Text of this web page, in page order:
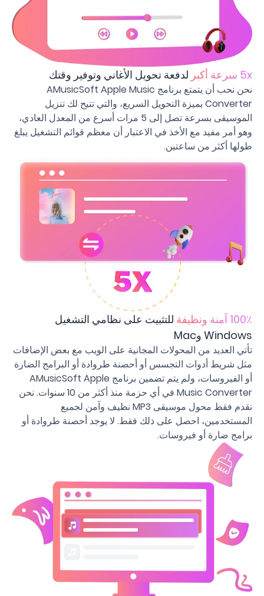
5x سرعة أكبر لدفعة تحويل الأغاني وتوفير وقتك
نحن نحب أن يتمتع برنامج AMusicSoft Apple Music
Converter بميزة التحويل السريع، والتي تتيح لك تنزيل
الموسيقى بسرعة تصل إلى 5 مرات أسرع من المعدل العادي،
وهو أمر مفيد مع الأخذ في الاعتبار أن معظم قوائم التشغيل يبلغ
طولها أكثر من ساعتين.
100٪ آمنة ونظيفة
للتثبيت على نظامي التشغيل
Windows وMac
تأتي العديد من المحولات المجانية على الويب مع بعض الإضافات
مثل شريط أدوات التجسس أو أحصنة طروادة أو البرامج الضارة
أو الفيروسات، ولم يتم تضمين برنامج AMusicSoft Apple
Music Converter في أي حزمة منذ أكثر من 10 سنوات. نحن
نقدم فقط محول موسيقى MP3 نظيف وآمن لجميع
المستخدمين، احصل على ذلك فقط. لا يوجد أحصنة طروادة أو
برامج ضارة أو فيروسات.